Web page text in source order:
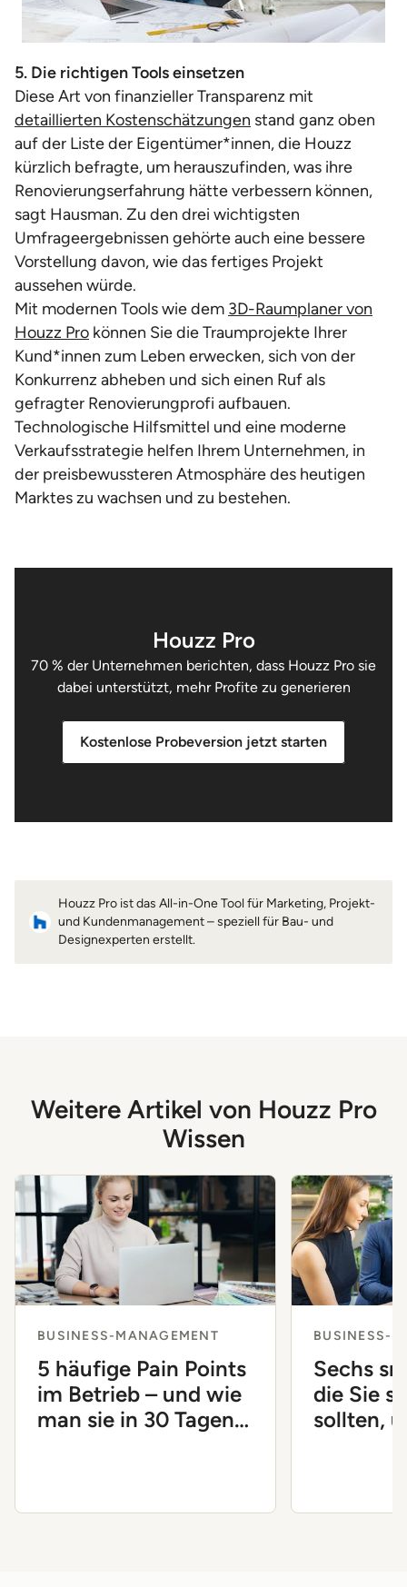
5. Die richtigen Tools einsetzen
Diese Art von finanzieller Transparenz mit
detaillierten Kostenschätzungen stand ganz oben
auf der Liste der Eigentümer*innen, die Houzz
kürzlich befragte, um herauszufinden, was ihre
Renovierungserfahrung hätte verbessern können,
sagt Hausman. Zu den drei wichtigsten
Umfrageergebnissen gehörte auch eine bessere
Vorstellung davon, wie das fertiges Projekt
aussehen würde.
Mit modernen Tools wie dem 3D-Raumplaner von
Houzz Pro können Sie die Traumprojekte Ihrer
Kund*innen zum Leben erwecken, sich von der
Konkurrenz abheben und sich einen Ruf als
gefragter Renovierungprofi aufbauen.
Technologische Hilfsmittel und eine moderne
Verkaufsstrategie helfen Ihrem Unternehmen, in
der preisbewussteren Atmosphäre des heutigen
Marktes zu wachsen und zu bestehen.
Houzz Pro
70 % der Unternehmen berichten, dass Houzz Pro sie
dabei unterstützt, mehr Profite zu generieren
Kostenlose Probeversion jetzt starten
Houzz Pro ist das All-in-One Tool für Marketing, Projekt-
und Kundenmanagement – speziell für Bau- und
Designexperten erstellt.
Weitere Artikel von Houzz Pro
Wissen
BUSINESS-MANAGEMENT
5 häufige Pain Points
im Betrieb – und wie
man sie in 30 Tagen
BUSINESS-
Sechs
die Sie
sollten,